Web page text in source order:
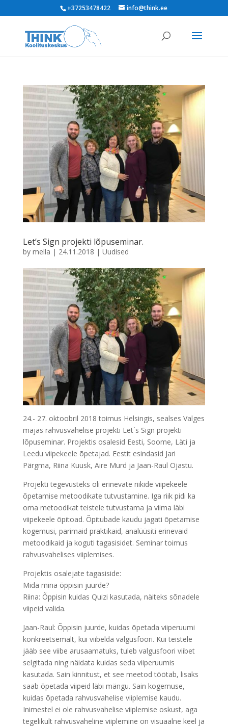
+37253478422 info@think.ee
Let’s Sign projekti lõpuseminar.
by mella | 24.11.2018 | Uudised
24.- 27. oktoobril 2018 toimus Helsingis, sealses Valges
majas rahvusvahelise projekti Let`s Sign projekti
lõpuseminar. Projektis osalesid Eesti, Soome, Läti ja
Leedu viipekeele õpetajad. Eestit esindasid Jari
Pärgma, Riina Kuusk, Aire Murd ja Jaan-Raul Ojastu.
Projekti tegevusteks oli erinevate riikide viipekeele
õpetamise metoodikate tutvustamine. Iga riik pidi ka
oma metoodikat teistele tutvustama ja viima läbi
viipekeele õpitoad. Õpitubade kaudu jagati õpetamise
kogemusi, parimaid praktikaid, analüüsiti erinevaid
metoodikaid ja koguti tagasisidet. Seminar toimus
rahvusvahelises viiplemises.
Projektis osalejate tagasiside:
Mida mina õppisin juurde?
Riina: Õppisin kuidas Quizi kasutada, näiteks sõnadele
viipeid valida.
Jaan-Raul: Õppisin juurde, kuidas õpetada viiperuumi
konkreetsemalt, kui viibelda valgusfoori. Kui teistele
jääb see viibe arusaamatuks, tuleb valgusfoori viibet
selgitada ning näidata kuidas seda viiperuumis
kasutada. Sain kinnitust, et see meetod töötab, lisaks
saab õpetada viipeid läbi mängu. Sain kogemuse,
kuidas õpetada rahvusvahelise viiplemise kaudu.
Inimestel ei ole rahvusvahelise viiplemise oskust, aga
tegelikult rahvusvaheline viiplemine on visuaalne keel ja